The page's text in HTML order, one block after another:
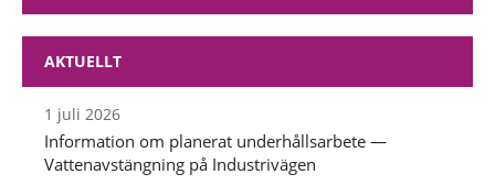
AKTUELLT
1 juli 2026
Information om planerat underhållsarbete —
Vattenavstängning på Industrivägen